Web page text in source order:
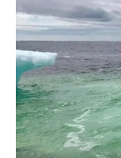
✔
✔